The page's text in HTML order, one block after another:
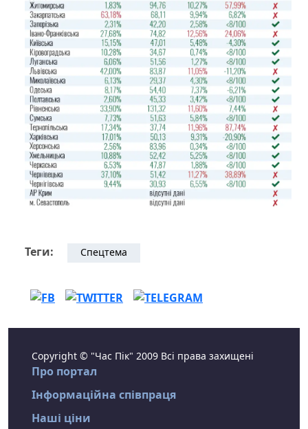
Теги: Спецтема
Copyright © "Час Пік" 2009 Всі права захищені
Про портал
Інформаційна співпраця
Наші ціни